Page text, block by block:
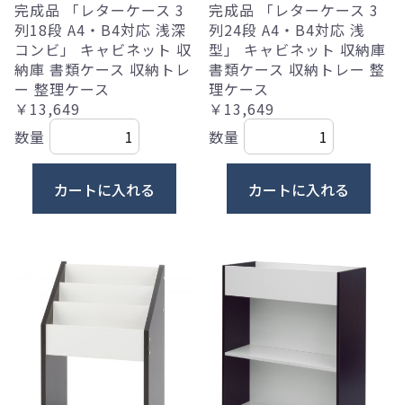
完成品 「レターケース 3
列18段 A4・B4対応 浅深
コンビ」 キャビネット 収
納庫 書類ケース 収納トレ
ー 整理ケース
￥13,649
数量
カートに入れる
完成品 「レターケース 3
列24段 A4・B4対応 浅
型」 キャビネット 収納庫
書類ケース 収納トレー 整
理ケース
￥13,649
数量
カートに入れる